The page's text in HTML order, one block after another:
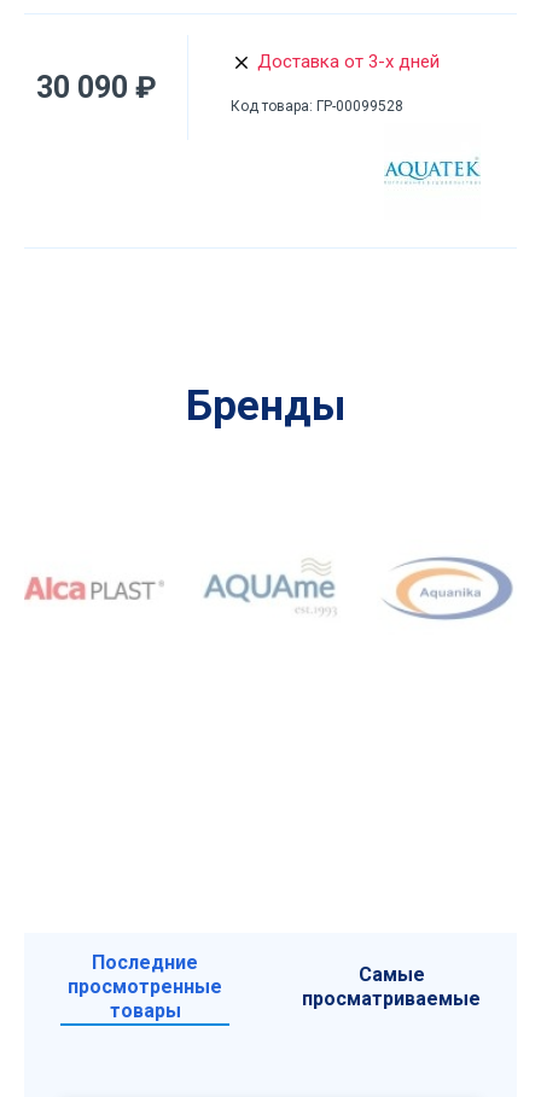
30 090 ₽
Доставка от 3-х дней
Код товара: ГР-00099528
Бренды
Последние
просмотренные
товары
Самые
просматриваемые